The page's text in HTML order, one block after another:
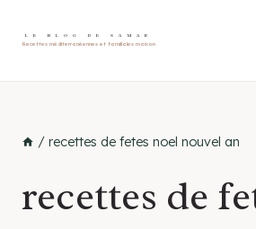
LE BLOG DE SAMAR
Recettes méditerranéennes et familiales maison
/ recettes de fetes noel nouvel an
recettes de